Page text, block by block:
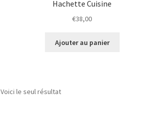
Hachette Cuisine
€38,00
Ajouter au panier
Voici le seul résultat